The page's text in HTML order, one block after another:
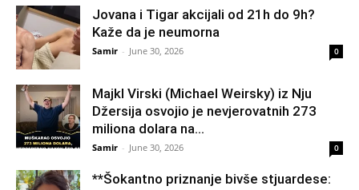
Jovana i Tigar akcijali od 21h do 9h?
Kaže da je neumorna
Samir - June 30, 2026 0
Majkl Virski (Michael Weirsky) iz Nju
Džersija osvojio je nevjerovatnih 273
miliona dolara na...
Samir - June 30, 2026 0
**Šokantno priznanje bivše stjuardese: